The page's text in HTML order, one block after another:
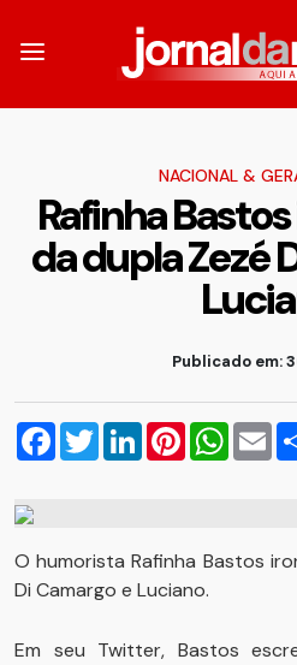
NACIONAL &
Rafinha
da dupla Zezé
Publicado em:
Facebook
TwitterLinkedInPinterest
O humorista Rafinha Bastos
Di Camargo e Luciano.
Em seu Twitter, Bastos